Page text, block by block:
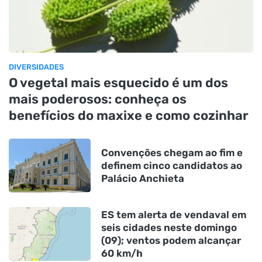
DIVERSIDADES
O vegetal mais esquecido é um dos
mais poderosos: conheça os
benefícios do maxixe e como cozinhar
Convenções chegam ao fim e
definem cinco candidatos ao
Palácio Anchieta
ES tem alerta de vendaval em
seis cidades neste domingo
(09); ventos podem alcançar
60 km/h